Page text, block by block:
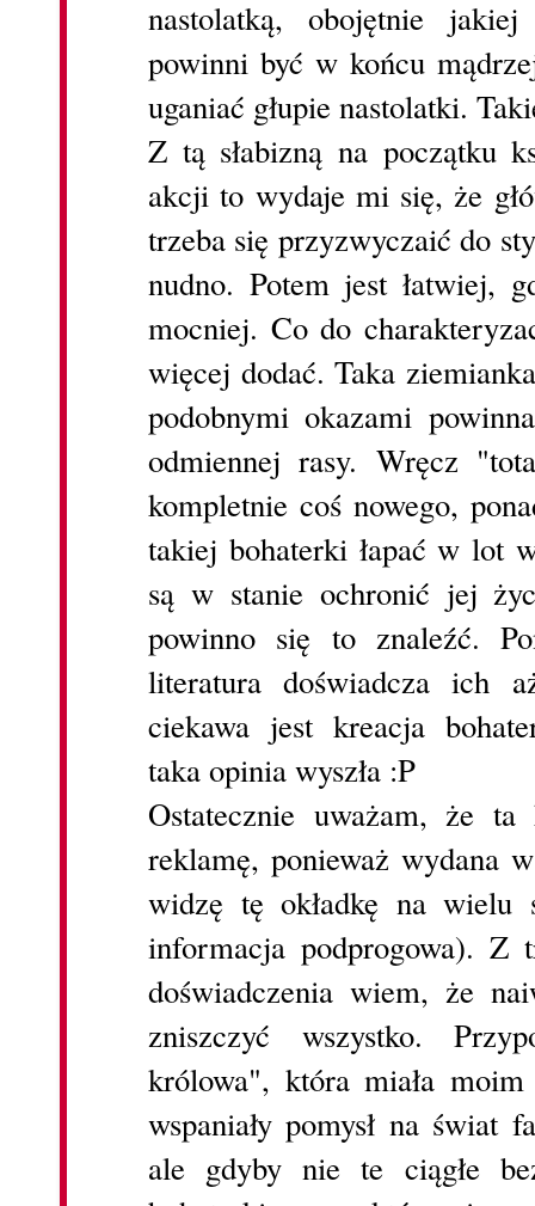
nastolatką, obojętnie
powinni być w końcu
uganiać głupie nastolatki.
Z tą słabizną na początku
akcji to wydaje mi się, że
trzeba się przyzwyczaić do
nudno. Potem jest łatwiej,
mocniej. Co do
więcej dodać. Taka
podobnymi okazami
odmiennej rasy. Wręcz
kompletnie coś nowego,
takiej bohaterki łapać w lot
są w stanie ochronić jej
powinno się to znaleźć.
literatura doświadcza ich
ciekawa jest kreacja
taka opinia wyszła :P
Ostatecznie uważam, że
reklamę, ponieważ wydana
widzę tę okładkę na wielu
informacja podprogowa). Z
doświadczenia wiem, że
zniszczyć wszystko.
królowa", która miała moim
wspaniały pomysł na świat
ale gdyby nie te ciągłe